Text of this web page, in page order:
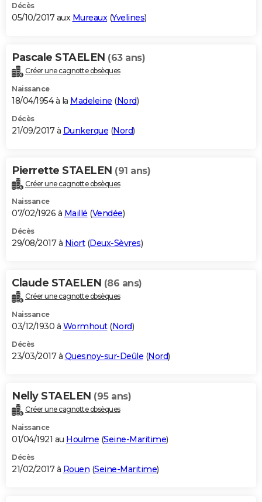
Décès
05/10/2017 aux Mureaux(Yvelines)
Pascale STAELEN (63 ans)
Créer une cagnotte obsèques
Naissance
18/04/1954 à la Madeleine (Nord)
Décès
21/09/2017 à Dunkerque (Nord)
Pierrette STAELEN (91 ans)
Créer une cagnotte obsèques
Naissance
07/02/1926 à Maillé (Vendée)
Décès
29/08/2017 à Niort(Deux-Sèvres)
Claude STAELEN (86 ans)
Créer une cagnotte obsèques
Naissance
03/12/1930 à Wormhout(Nord)
Décès
23/03/2017 à Quesnoy-sur-Deûle (Nord)
Nelly STAELEN (95 ans)
Créer une cagnotte obsèques
Naissance
01/04/1921 au Houlme (Seine-Maritime)
Décès
21/02/2017 à Rouen (Seine-Maritime)